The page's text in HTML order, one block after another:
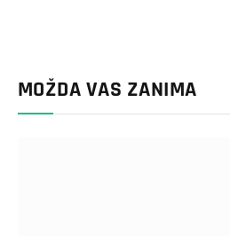
MOŽDA VAS ZANIMA